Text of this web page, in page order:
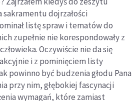
dojrzałości
listę spraw i tematów do
zupełnie nie korespondowały z
Oczywiście nie da się
i z pominięciem listy
powinno być budzenia głodu Pana
przy nim, głębokiej fascynacji
wymagań, które zamiast